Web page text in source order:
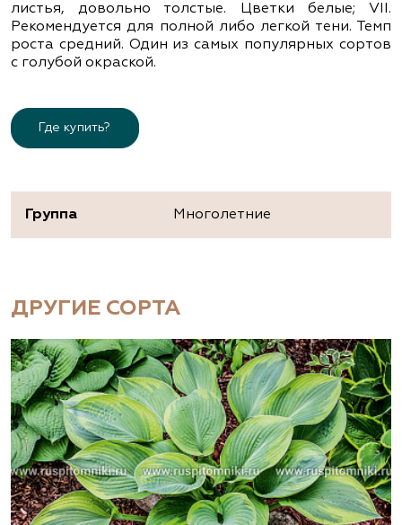
листья, довольно толстые. Цветки белые; VII.
Рекомендуется для полной либо легкой тени. Темп
роста средний. Один из самых популярных сортов
с голубой окраской.
Где купить?
Группа Многолетние
ДРУГИЕ СОРТА